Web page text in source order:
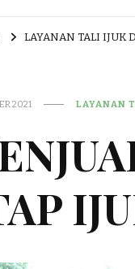
LAYANAN TALI IJUK
2021 LAYANAN